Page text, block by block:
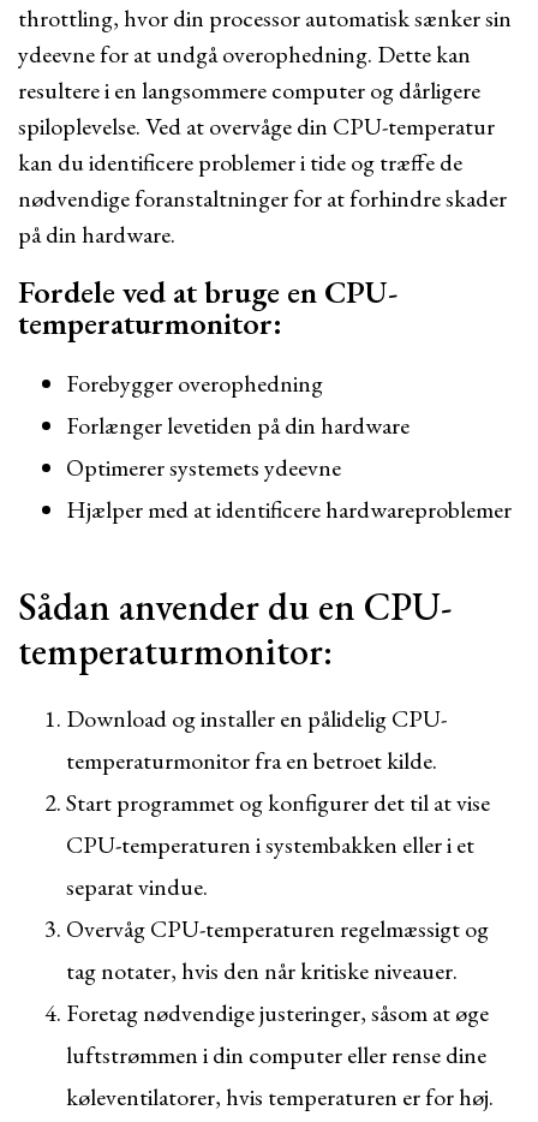
throttling, hvor din processor automatisk sænker sin
ydeevne for at undgå overophedning. Dette kan
resultere i en langsommere computer og dårligere
spiloplevelse. Ved at overvåge din CPU-temperatur
kan du identificere problemer i tide og træffe de
nødvendige foranstaltninger for at forhindre skader
på din hardware.
Fordele ved at bruge en CPU-
temperaturmonitor:
Forebygger overophedning
Forlænger levetiden på din hardware
Optimerer systemets ydeevne
Hjælper med at identificere hardwareproblemer
Sådan anvender du en CPU-
temperaturmonitor:
Download og installer en pålidelig CPU-
temperaturmonitor fra en betroet kilde.
Start programmet og konfigurer det til at vise
CPU-temperaturen i systembakken eller i et
separat vindue.
Overvåg CPU-temperaturen regelmæssigt og
tag notater, hvis den når kritiske niveauer.
Foretag nødvendige justeringer, såsom at øge
luftstrømmen i din computer eller rense dine
køleventilatorer, hvis temperaturen er for høj.